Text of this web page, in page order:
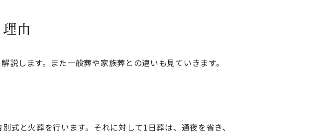
由
します。また一般葬や家族葬との違いも見ていきます。
式と火葬を行います。それに対して1日葬は、通夜を省き、